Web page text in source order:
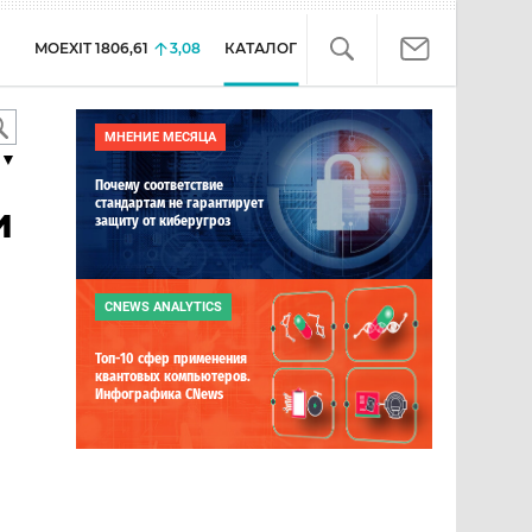
MOEXIT 1806,61 3,08 КАТАЛОГ
МНЕНИЕ МЕСЯЦА
Почему соответствие
стандартам не гарантирует
защиту от киберугроз
CNEWS ANALYTICS
Топ-10 сфер применения
квантовых компьютеров.
Инфографика CNews